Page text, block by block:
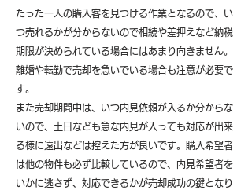
たった一人の購入客を見つける作業となるので、い
つ売れるかが分からないので相続や差押えなど納税
期限が決められている場合にはあまり向きません。
離婚や転勤で売却を急いでいる場合も注意が必要で
す。
また売却期間中は、いつ内見依頼が入るか分からな
いので、土日なども急な内見が入っても対応が出来
る様に遠出などは控えた方が良いです。購入希望者
は他の物件も必ず比較しているので、内見希望者を
いかに逃さず、対応できるかが売却成功の鍵となり